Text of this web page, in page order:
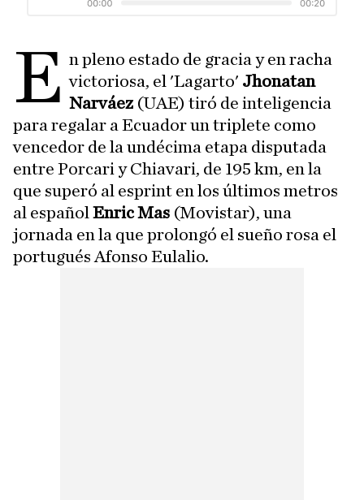
E n pleno estado de gracia y en racha
victoriosa, el 'Lagarto' Jhonatan
Narváez (UAE) tiró de inteligencia
para regalar a Ecuador un triplete como
vencedor de la undécima etapa disputada
entre Porcari y Chiavari, de 195 km, en la
que superó al esprint en los últimos metros
al español Enric Mas (Movistar), una
jornada en la que prolongó el sueño rosa el
portugués Afonso Eulalio.